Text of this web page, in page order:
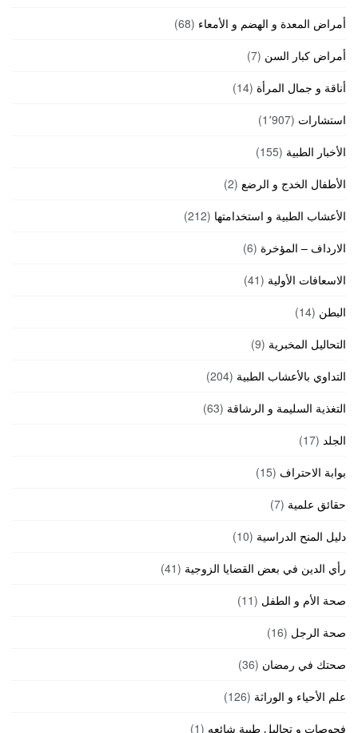
أمراض المعدة و الهضم و الأمعاء (68)
أمراض كبار السن (7)
أناقة و جمال المرأة (14)
استشارات (1٬907)
الأخبار الطبية (155)
الأطفال الخدج و الرضع (2)
الأعشاب الطبية و استخدامتها (212)
الارداف – المؤخرة (6)
الاسعافات الأولية (41)
البطن (14)
التحاليل المخبرية (9)
التداوي بالأعشاب الطبية (204)
التغذية السليمة و الرشاقة (63)
الجلد (17)
بوابة الاحتراف (15)
حقائق علمية (7)
دليل المنح الدراسية (10)
رأي الدين في بعض القضايا الزوجية (41)
صحة الأم و الطفل (11)
صحة الرجل (16)
صحتك في رمضان (36)
علم الأحياء و الوراثة (126)
فحوصات و تحاليل طبية شائعه (1)